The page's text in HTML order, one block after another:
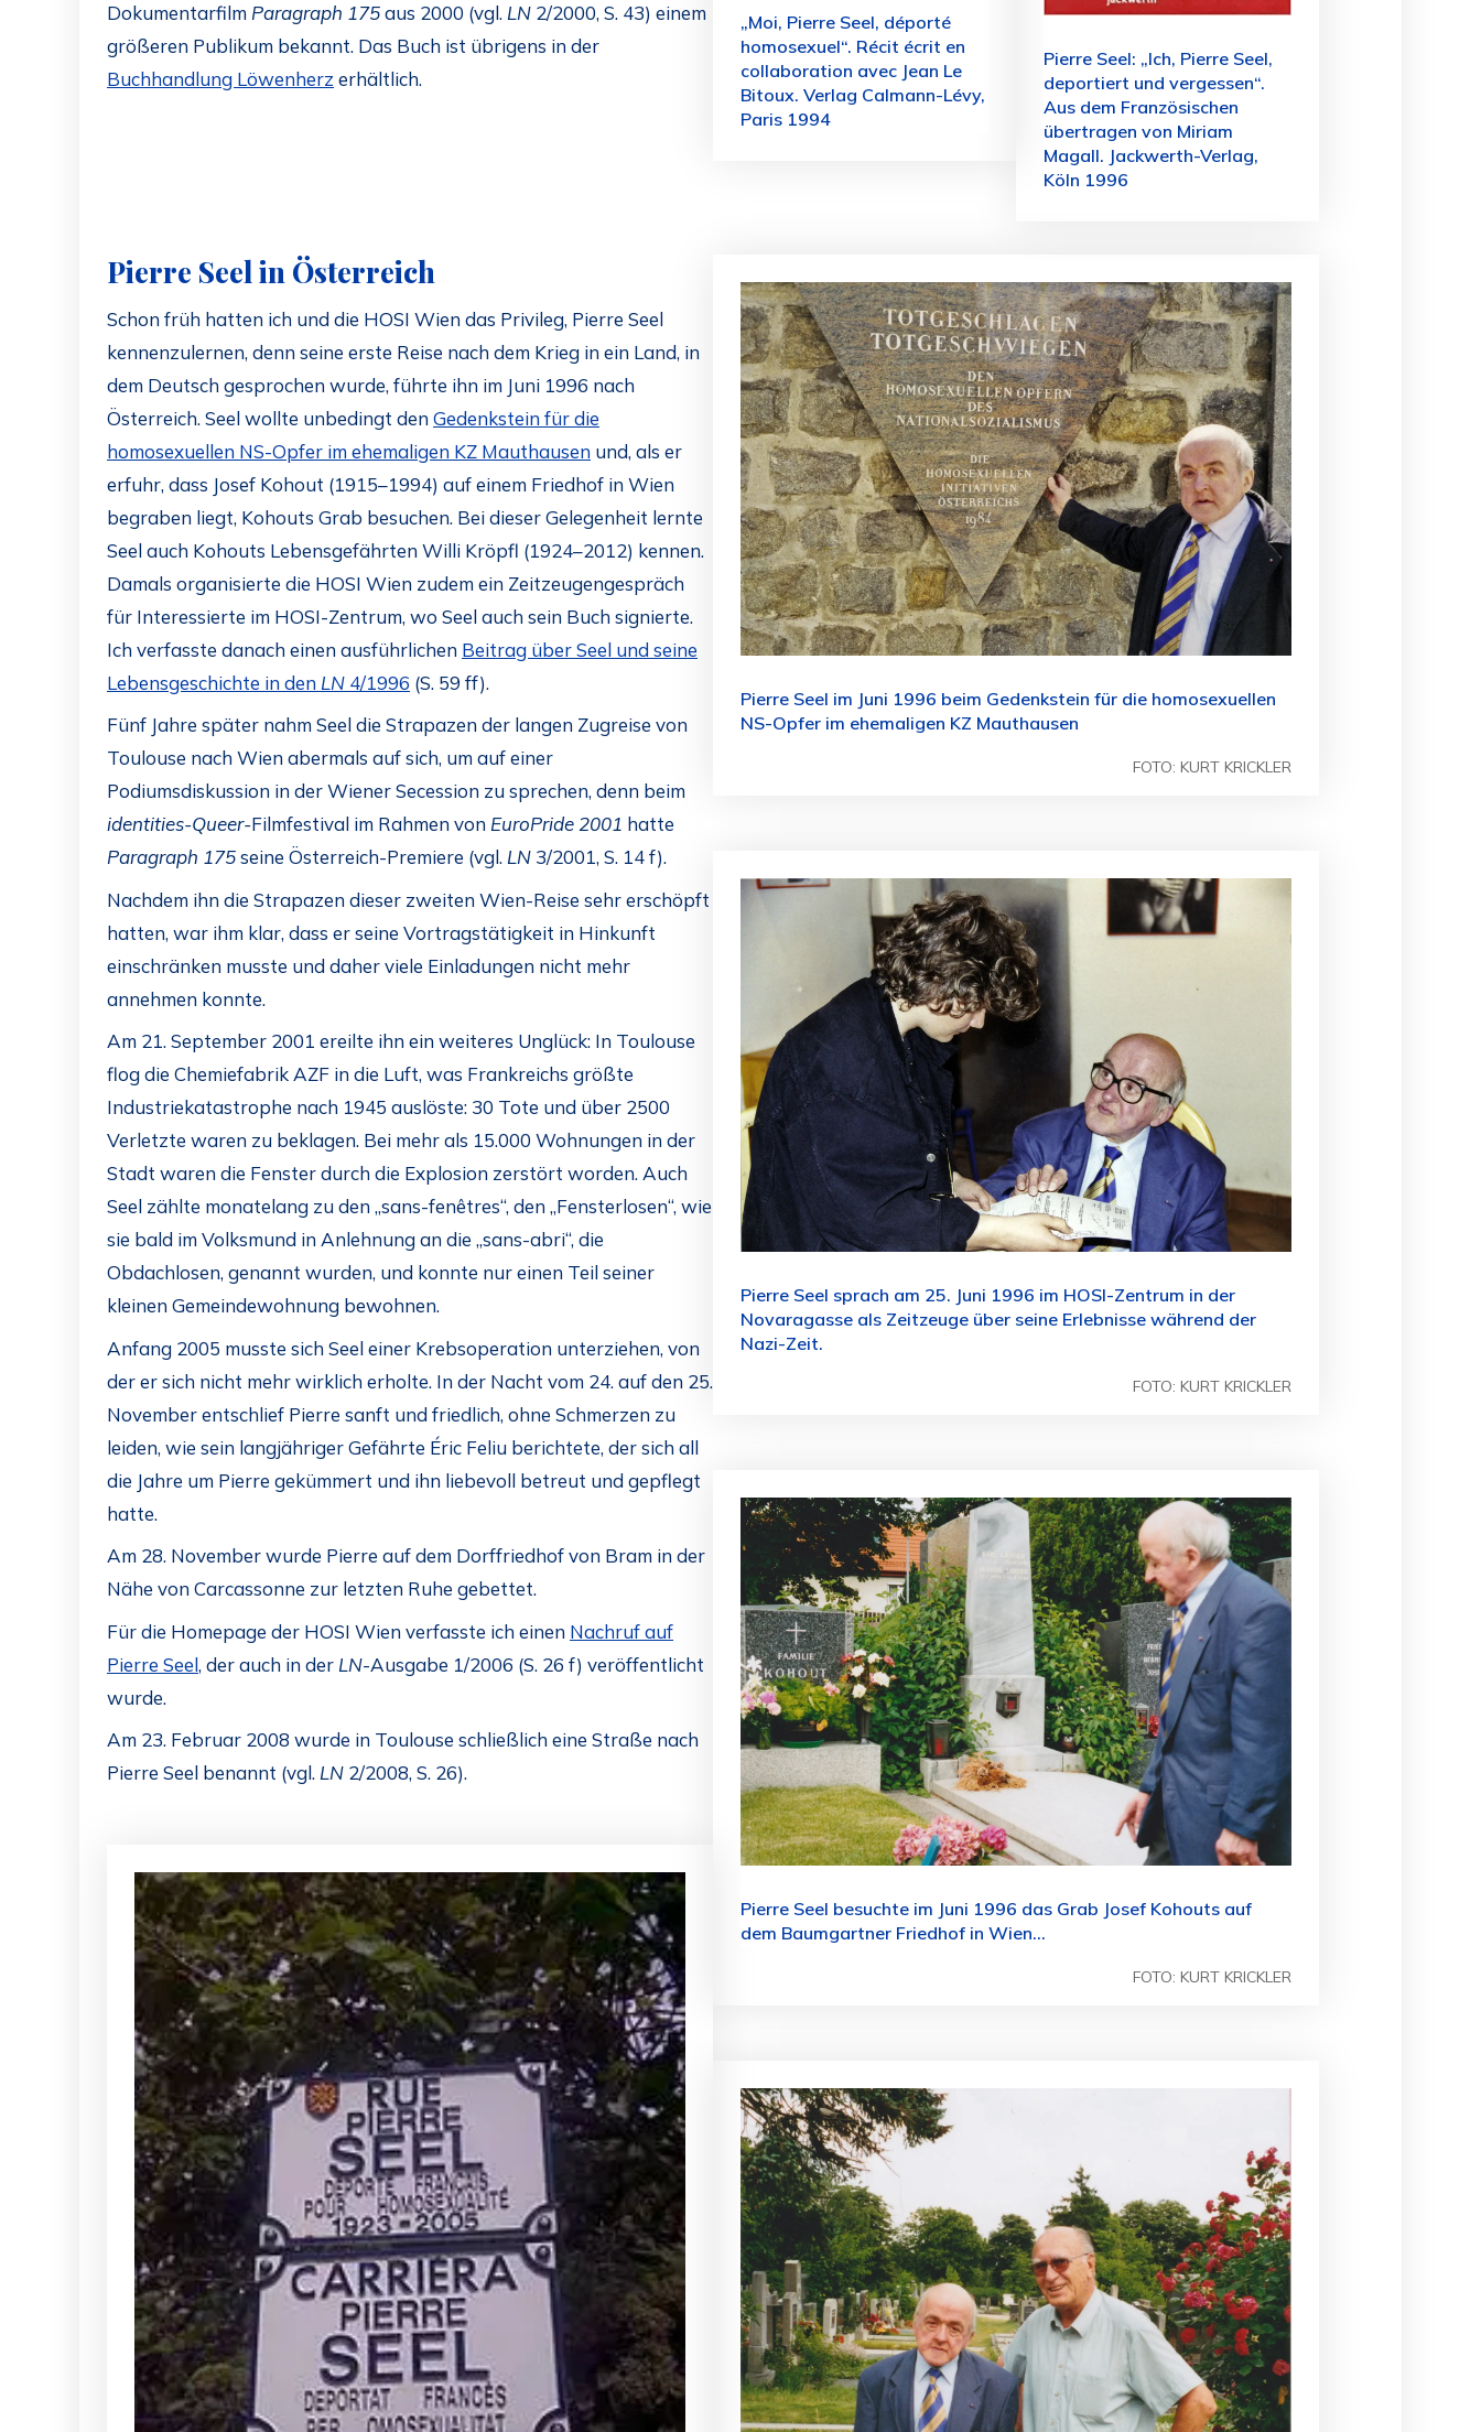
DokumentarfilmParagraph 175aus 2000 (vgl.LN 2/2000, S. 43) einem
größeren Publikum bekannt. Das Buch ist übrigens in der
Buchhandlung Löwenherz erhältlich.
„Moi, Pierre Seel, déporté
homosexuel“. Récit écrit en
collaboration avec Jean Le
Bitoux. Verlag Calmann-Lévy,
Paris 1994
Pierre Seel: „Ich, Pierre Seel,
deportiert und vergessen“.
Aus dem Französischen
übertragen von Miriam
Magall. Jackwerth-Verlag,
Köln 1996
Pierre Seel in Österreich
Schon früh hatten ich und die HOSI Wien das Privileg, Pierre Seel
kennenzulernen, denn seine erste Reise nach dem Krieg in ein Land, in
dem Deutsch gesprochen wurde, führte ihn im Juni 1996 nach
Österreich. Seel wollte unbedingt denGedenkstein für die
homosexuellen NS-Opfer im ehemaligen KZ Mauthausen und, als er
erfuhr, dass Josef Kohout (1915–1994) auf einem Friedhof in Wien
begraben liegt, Kohouts Grab besuchen. Bei dieser Gelegenheit lernte
Seel auch Kohouts Lebensgefährten Willi Kröpfl (1924–2012) kennen.
Damals organisierte die HOSI Wien zudem ein Zeitzeugengespräch
für Interessierte im HOSI-Zentrum, wo Seel auch sein Buch signierte.
Ich verfasste danach einen ausführlichen Beitrag über Seel und seine
Lebensgeschichte in den LN 4/1996 (S. 59 ff).
Fünf Jahre später nahm Seel die Strapazen der langen Zugreise von
Toulouse nach Wien abermals auf sich, um auf einer
Podiumsdiskussion in der Wiener Secession zu sprechen, denn beim
identities-Queer-Filmfestival im Rahmen vonEuroPride 2001 hatte
Paragraph 175seine Österreich-Premiere (vgl.LN 3/2001, S. 14 f).
Nachdem ihn die Strapazen dieser zweiten Wien-Reise sehr erschöpft
hatten, war ihm klar, dass er seine Vortragstätigkeit in Hinkunft
einschränken musste und daher viele Einladungen nicht mehr
annehmen konnte.
Am 21. September 2001 ereilte ihn ein weiteres Unglück: In Toulouse
flog die Chemiefabrik AZF in die Luft, was Frankreichs größte
Industriekatastrophe nach 1945 auslöste: 30 Tote und über 2500
Verletzte waren zu beklagen. Bei mehr als 15.000 Wohnungen in der
Stadt waren die Fenster durch die Explosion zerstört worden. Auch
Seel zählte monatelang zu den „sans-fenêtres“, den „Fensterlosen“, wie
sie bald im Volksmund in Anlehnung an die „sans-abri“, die
Obdachlosen, genannt wurden, und konnte nur einen Teil seiner
kleinen Gemeindewohnung bewohnen.
Anfang 2005 musste sich Seel einer Krebsoperation unterziehen, von
der er sich nicht mehr wirklich erholte. In der Nacht vom 24. auf den 25.
November entschlief Pierre sanft und friedlich, ohne Schmerzen zu
leiden, wie sein langjähriger Gefährte Éric Feliu berichtete, der sich all
die Jahre um Pierre gekümmert und ihn liebevoll betreut und gepflegt
hatte.
Am 28. November wurde Pierre auf dem Dorffriedhof von Bram in der
Nähe von Carcassonne zur letzten Ruhe gebettet.
Für die Homepage der HOSI Wien verfasste ich einen Nachruf auf
Pierre Seel, der auch in der LN-Ausgabe 1/2006 (S. 26 f) veröffentlicht
wurde.
Am 23. Februar 2008 wurde in Toulouse schließlich eine Straße nach
Pierre Seel benannt (vgl.LN 2/2008, S. 26).
Pierre Seel im Juni 1996 beim Gedenkstein für die homosexuellen
NS-Opfer im ehemaligen KZ Mauthausen
FOTO: KURT KRICKLER
Pierre Seel sprach am 25. Juni 1996 im HOSI-Zentrum in der
Novaragasse als Zeitzeuge über seine Erlebnisse während der
Nazi-Zeit.
FOTO: KURT KRICKLER
Pierre Seel besuchte im Juni 1996 das Grab Josef Kohouts auf
dem Baumgartner Friedhof in Wien...
FOTO: KURT KRICKLER